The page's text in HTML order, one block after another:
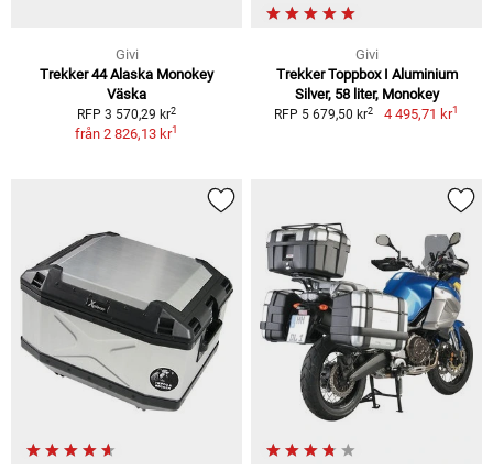
Givi
Trekker 44 Alaska Monokey
Väska
RFP 3 570,29 kr2
från 2 826,13 kr1
Givi
Trekker Toppbox I Aluminium
Silver, 58 liter, Monokey
RFP 5 679,50 kr2 4 495,71 kr1